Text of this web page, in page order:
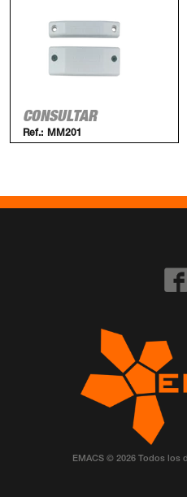
CONSULTAR
Ref.: MM201
EMACS © 2026 Todos los